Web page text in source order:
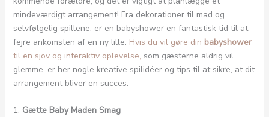
mindeværdigt arrangement! Fra dekorationer til mad og
selvfølgelig spillene, er en babyshower en fantastisk tid til at
fejre ankomsten af en ny lille. Hvis du vil gøre din babyshower
til en sjov og interaktiv oplevelse, som gæsterne aldrig vil
glemme, er her nogle kreative spilidéer og tips til at sikre, at dit
arrangement bliver en succes.
1. Gætte Baby Maden Smag